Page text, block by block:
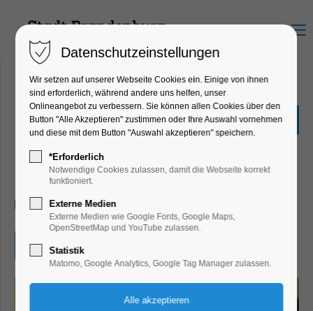
Menu
Brandenburger
Lesesommer
Ferienkalender, Kinder, Jugend, Mitmach-
Aktion
16.07.2026, 10:00–17:00
Eintritt frei
Datenschutzeinstellungen
Wir setzen auf unserer Webseite Cookies ein. Einige von ihnen
sind erforderlich, während andere uns helfen, unser
Onlineangebot zu verbessern. Sie können allen Cookies über den
Button "Alle Akzeptieren" zustimmen oder Ihre Auswahl vornehmen
und diese mit dem Button "Auswahl akzeptieren" speichern.
*Erforderlich
Notwendige Cookies zulassen, damit die Webseite korrekt
funktioniert.
Externe Medien
Externe Medien wie Google Fonts, Google Maps,
OpenStreetMap und YouTube zulassen.
Statistik
Matomo, Google Analytics, Google Tag Manager zulassen.